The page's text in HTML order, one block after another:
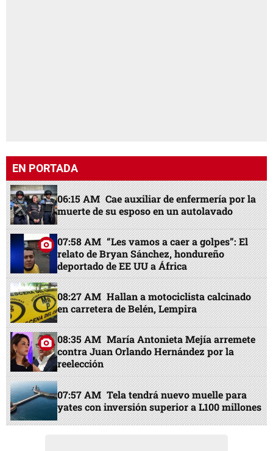
EN PORTADA
06:15 AM Cae auxiliar de enfermería por la
muerte de su esposo en un autolavado
07:58 AM “Les vamos a caer a golpes”: El
relato de Bryan Sánchez, hondureño
deportado de EE UU a África
08:27 AM Hallan a motociclista calcinado
en carretera de Belén, Lempira
08:35 AM María Antonieta Mejía arremete
contra Juan Orlando Hernández por la
reelección
07:57 AM Tela tendrá nuevo muelle para
yates con inversión superior a L100 millones